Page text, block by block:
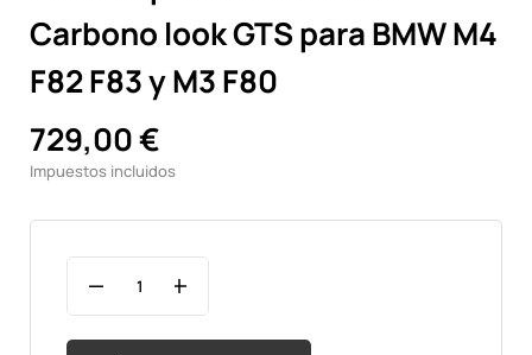
Carbono look GTS para BMW M4
F82 F83 y M3 F80
729,00 €
Impuestos incluidos